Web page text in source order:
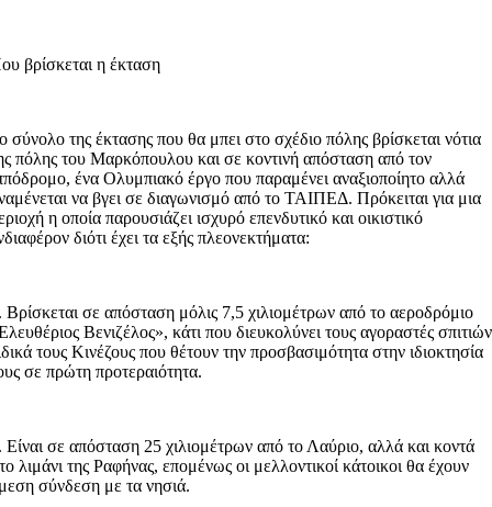
βρίσκεται η έκταση
σύνολο της έκτασης που θα μπει στο σχέδιο πόλης βρίσκεται νότια
πόλης του Μαρκόπουλου και σε κοντινή απόσταση από τον
ένα Ολυμπιακό έργο που παραμένει αναξιοποίητο αλλά
να βγει σε διαγωνισμό από το ΤΑΙΠΕΔ. Πρόκειται για μια
η οποία παρουσιάζει ισχυρό επενδυτικό και οικιστικό
διότι έχει τα εξής πλεονεκτήματα:
Βρίσκεται σε απόσταση μόλις 7,5 χιλιομέτρων από το αεροδρόμιο
Βενιζέλος», κάτι που διευκολύνει τους αγοραστές
τους Κινέζους που θέτουν την προσβασιμότητα στην ιδιοκτησία
σε πρώτη προτεραιότητα.
Είναι σε απόσταση 25 χιλιομέτρων από το Λαύριο, αλλά και κοντά
λιμάνι της Ραφήνας, επομένως οι μελλοντικοί κάτοικοι θα έχουν
σύνδεση με τα νησιά.